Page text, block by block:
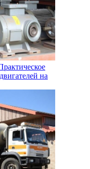
на